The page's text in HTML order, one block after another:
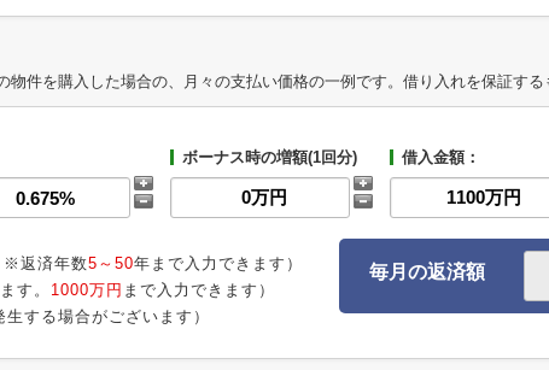
物件を購入した場合の、月々の支払い価格の一例です。借り入れを保証す
ボーナス時の増額(1回分) 借入金額：
※返済年数5～50年まで入力できます）
す。 1000万円 まで入力できます）
する場合がございます）
毎月の返済額